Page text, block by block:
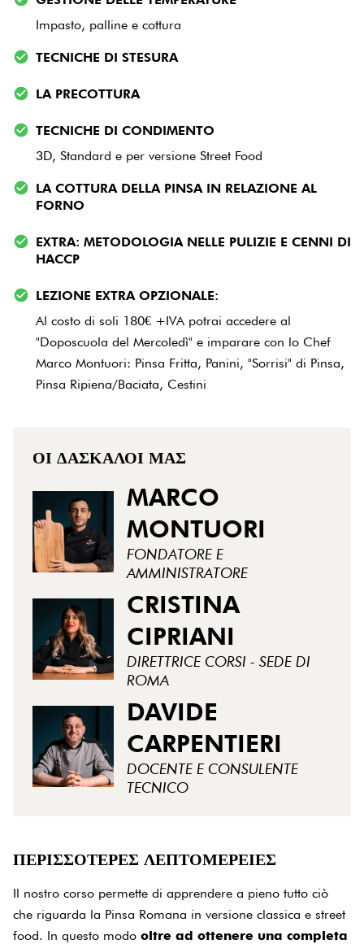
Impasto, palline e cottura
TECNICHE DI STESURA
LA PRECOTTURA
TECNICHE DI CONDIMENTO
3D, Standard e per versione Street Food
LA COTTURA DELLA PINSA IN RELAZIONE AL
FORNO
EXTRA: METODOLOGIA NELLE PULIZIE E CENNI DI
HACCP
LEZIONE EXTRA OPZIONALE:
Al costo di soli 180€ +IVA potrai accedere al
"Doposcuola del Mercoledì" e imparare con lo Chef
Marco Montuori: Pinsa Fritta, Panini, "Sorrisi" di Pinsa,
Pinsa Ripiena/Baciata, Cestini
ΟΙ ΔΆΣΚΑΛΟΙ ΜΑΣ
MARCO
MONTUORI
FONDATORE E
AMMINISTRATORE
CRISTINA
CIPRIANI
DIRETTRICE CORSI - SEDE DI
ROMA
DAVIDE
CARPENTIERI
DOCENTE E CONSULENTE
TECNICO
ΠΕΡΙΣΣΌΤΕΡΕΣ ΛΕΠΤΟΜΈΡΕΙΕΣ
Il nostro corso permette di apprendere a pieno tutto ciò
che riguarda la Pinsa Romana in versione classica e street
food. In questo modo oltre ad ottenere una completa